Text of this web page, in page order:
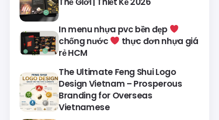
In menu nhựa pvc bền đẹp
chống nước
thực đơn nhựa giá
rẻ HCM
The Ultimate Feng Shui Logo
Design Vietnam – Prosperous
Branding for Overseas
Vietnamese